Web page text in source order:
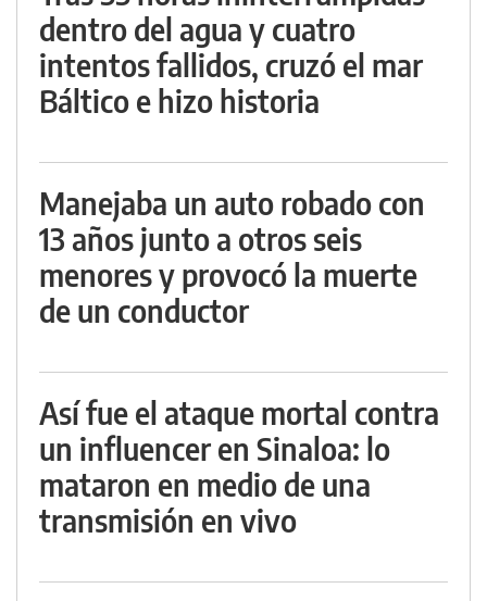
dentro del agua y cuatro
intentos fallidos, cruzó el mar
Báltico e hizo historia
Manejaba un auto robado con
13 años junto a otros seis
menores y provocó la muerte
de un conductor
Así fue el ataque mortal contra
un influencer en Sinaloa: lo
mataron en medio de una
transmisión en vivo